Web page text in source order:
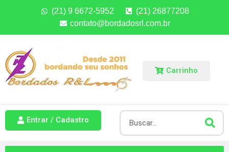
(21) 9 6672-5952
(21) 26877208
contato@bordadosrl.com.br
Carrinho
Entrar / Cadastro